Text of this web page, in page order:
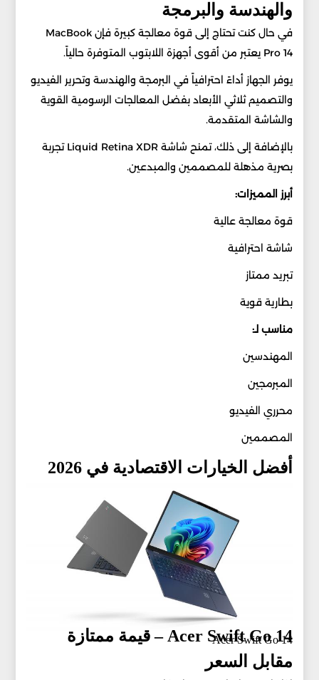
والهندسة والبرمجة
في حال كنت تحتاج إلى قوة معالجة كبيرة فإن MacBook
Pro 14 يعتبر من أقوى أجهزة اللابتوب المتوفرة حالياً.
يوفر الجهاز أداءً احترافياً في البرمجة والهندسة وتحرير الفيديو
والتصميم ثلاثي الأبعاد بفضل المعالجات الرسومية القوية
والشاشة المتقدمة.
بالإضافة إلى ذلك، تمنح شاشة Liquid Retina XDR تجربة
بصرية مذهلة للمصممين والمبدعين.
أبرز المميزات:
قوة معالجة عالية
شاشة احترافية
تبريد ممتاز
بطارية قوية
مناسب لـ:
المهندسين
المبرمجين
محرري الفيديو
المصممين
أفضل الخيارات الاقتصادية في 2026
Acer Swift Go 14
Acer Swift Go 14 – قيمة ممتازة
مقابل السعر